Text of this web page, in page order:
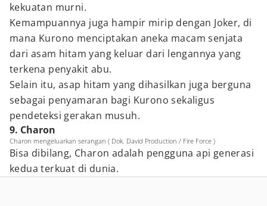
kekuatan murni.
Kemampuannya juga hampir mirip dengan Joker, di
mana Kurono menciptakan aneka macam senjata
dari asam hitam yang keluar dari lengannya yang
terkena penyakit abu.
Selain itu, asap hitam yang dihasilkan juga berguna
sebagai penyamaran bagi Kurono sekaligus
pendeteksi gerakan musuh.
9. Charon
Charon mengeluarkan serangan ( Dok. David Production / Fire Force )
Bisa dibilang, Charon adalah pengguna api generasi
kedua terkuat di dunia.